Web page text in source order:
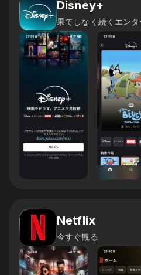
Disney+
果てしなく続くエンタ
Netflix
今すぐ観る